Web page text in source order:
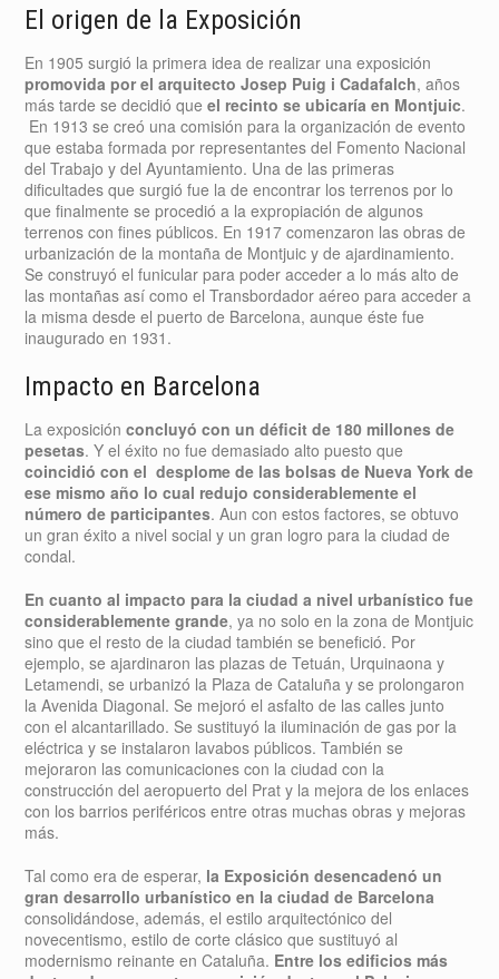
El origen de la Exposición
En 1905 surgió la primera idea de realizar una exposición
promovida por el arquitecto Josep Puig i Cadafalch, años
más tarde se decidió que el recinto se ubicaría en Montjuic.
En 1913 se creó una comisión para la organización de evento
que estaba formada por representantes del Fomento Nacional
del Trabajo y del Ayuntamiento. Una de las primeras
dificultades que surgió fue la de encontrar los terrenos por lo
que finalmente se procedió a la expropiación de algunos
terrenos con fines públicos. En 1917 comenzaron las obras de
urbanización de la montaña de Montjuic y de ajardinamiento.
Se construyó el funicular para poder acceder a lo más alto de
las montañas así como el Transbordador aéreo para acceder a
la misma desde el puerto de Barcelona, aunque éste fue
inaugurado en 1931.
Impacto en Barcelona
La exposiciónconcluyó con un déficit de 180 millones de
pesetas. Y el éxito no fue demasiado alto puesto que
coincidió con el desplome de las bolsas de Nueva York de
ese mismo año lo cual redujo considerablemente el
número de participantes. Aun con estos factores, se obtuvo
un gran éxito a nivel social y un gran logro para la ciudad de
condal.
En cuanto al impacto para la ciudad a nivel urbanístico fue
considerablemente grande, ya no solo en la zona de Montjuic
sino que el resto de la ciudad también se benefició. Por
ejemplo, se ajardinaron las plazas de Tetuán, Urquinaona y
Letamendi, se urbanizó la Plaza de Cataluña y se prolongaron
la Avenida Diagonal. Se mejoró el asfalto de las calles junto
con el alcantarillado. Se sustituyó la iluminación de gas por la
eléctrica y se instalaron lavabos públicos. También se
mejoraron las comunicaciones con la ciudad con la
construcción del aeropuerto del Prat y la mejora de los enlaces
con los barrios periféricos entre otras muchas obras y mejoras
más.
Tal como era de esperar, la Exposición desencadenó un
gran desarrollo urbanístico en la ciudad de Barcelona
consolidándose, además, el estilo arquitectónico del
novecentismo, estilo de corte clásico que sustituyó al
modernismo reinante en Cataluña. Entre los edificios más